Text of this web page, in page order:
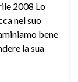
2008 Lo
nel suo
bene
la sua